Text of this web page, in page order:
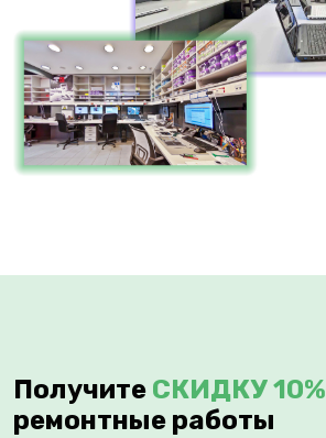
Получите СКИДКУ 10%
ремонтные работы